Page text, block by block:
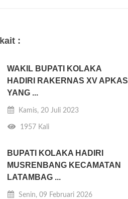
:
WAKIL BUPATI KOLAKA
HADIRI RAKERNAS XV APKASI
YANG ...
Kamis, 20 Juli 2023
1957 Kali
BUPATI KOLAKA HADIRI
MUSRENBANG KECAMATAN
LATAMBAG ...
Senin, 09 Februari 2026